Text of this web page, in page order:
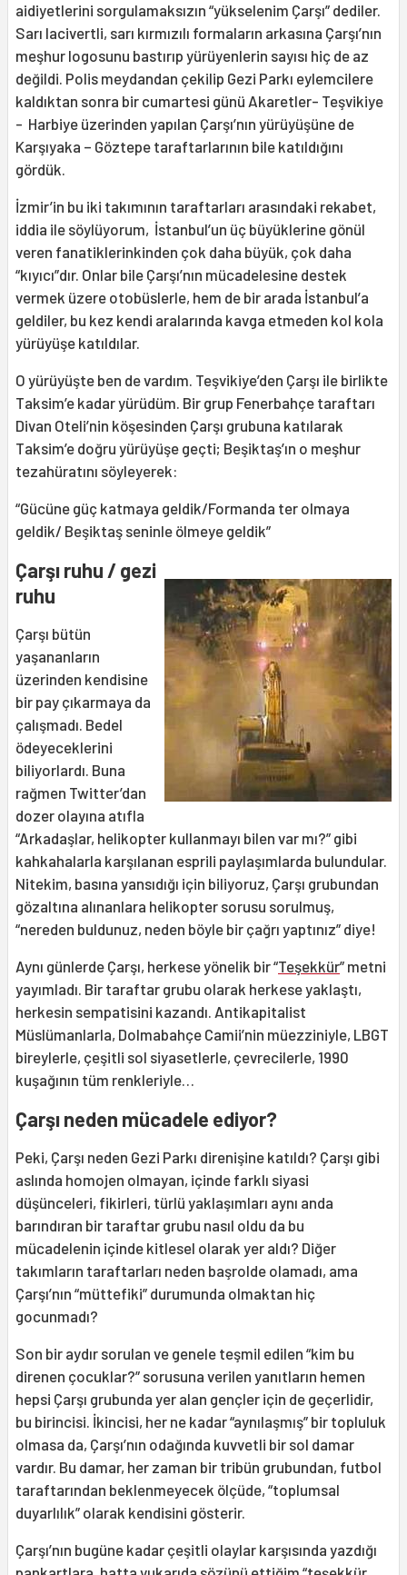
aidiyetlerini sorgulamaksızın “yükselenim Çarşı” dediler.
Sarı lacivertli, sarı kırmızılı formaların arkasına Çarşı’nın
meşhur logosunu bastırıp yürüyenlerin sayısı hiç de az
değildi. Polis meydandan çekilip Gezi Parkı eylemcilere
kaldıktan sonra bir cumartesi günü Akaretler- Teşvikiye
- Harbiye üzerinden yapılan Çarşı’nın yürüyüşüne de
Karşıyaka – Göztepe taraftarlarının bile katıldığını
gördük.
İzmir’in bu iki takımının taraftarları arasındaki rekabet,
iddia ile söylüyorum, İstanbul’un üç büyüklerine gönül
veren fanatiklerinkinden çok daha büyük, çok daha
“kıyıcı”dır. Onlar bile Çarşı’nın mücadelesine destek
vermek üzere otobüslerle, hem de bir arada İstanbul’a
geldiler, bu kez kendi aralarında kavga etmeden kol kola
yürüyüşe katıldılar.
O yürüyüşte ben de vardım. Teşvikiye’den Çarşı ile birlikte
Taksim’e kadar yürüdüm. Bir grup Fenerbahçe taraftarı
Divan Oteli’nin köşesinden Çarşı grubuna katılarak
Taksim’e doğru yürüyüşe geçti; Beşiktaş’ın o meşhur
tezahüratını söyleyerek:
“Gücüne güç katmaya geldik/Formanda ter olmaya
geldik/ Beşiktaş seninle ölmeye geldik”
Çarşı ruhu / gezi
ruhu
Çarşı bütün
yaşananların
üzerinden kendisine
bir pay çıkarmaya da
çalışmadı. Bedel
ödeyeceklerini
biliyorlardı. Buna
rağmen Twitter’dan
dozer olayına atıfla
“Arkadaşlar, helikopter kullanmayı bilen var mı?” gibi
kahkahalarla karşılanan esprili paylaşımlarda bulundular.
Nitekim, basına yansıdığı için biliyoruz, Çarşı grubundan
gözaltına alınanlara helikopter sorusu sorulmuş,
“nereden buldunuz, neden böyle bir çağrı yaptınız” diye!
Aynı günlerde Çarşı, herkese yönelik bir “Teşekkür” metni
yayımladı. Bir taraftar grubu olarak herkese yaklaştı,
herkesin sempatisini kazandı. Antikapitalist
Müslümanlarla, Dolmabahçe Camii’nin müezziniyle, LBGT
bireylerle, çeşitli sol siyasetlerle, çevrecilerle, 1990
kuşağının tüm renkleriyle…
Çarşı neden mücadele ediyor?
Peki, Çarşı neden Gezi Parkı direnişine katıldı? Çarşı gibi
aslında homojen olmayan, içinde farklı siyasi
düşünceleri, fikirleri, türlü yaklaşımları aynı anda
barındıran bir taraftar grubu nasıl oldu da bu
mücadelenin içinde kitlesel olarak yer aldı? Diğer
takımların taraftarları neden başrolde olamadı, ama
Çarşı’nın “müttefiki” durumunda olmaktan hiç
gocunmadı?
Son bir aydır sorulan ve genele teşmil edilen “kim bu
direnen çocuklar?” sorusuna verilen yanıtların hemen
hepsi Çarşı grubunda yer alan gençler için de geçerlidir,
bu birincisi. İkincisi, her ne kadar “aynılaşmış” bir topluluk
olmasa da, Çarşı’nın odağında kuvvetli bir sol damar
vardır. Bu damar, her zaman bir tribün grubundan, futbol
taraftarından beklenmeyecek ölçüde, “toplumsal
duyarlılık” olarak kendisini gösterir.
Çarşı’nın bugüne kadar çeşitli olaylar karşısında yazdığı